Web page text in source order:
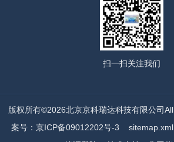
扫一扫关注我们
版权所有©2026北京京科瑞达科技有限公司
案号：京ICP备09012202号-3
sitemap.xml